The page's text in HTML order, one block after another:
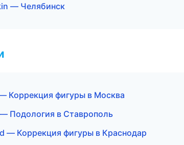
— Челябинск
Коррекция фигуры в Москва
Подология в Ставрополь
— Коррекция фигуры в Краснодар